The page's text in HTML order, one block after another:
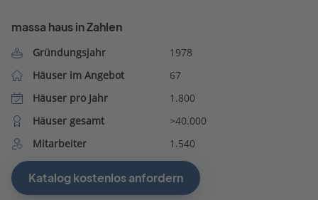
massa haus in Zahlen
Gründungsjahr
1978
Häuser im Angebot
67
Häuser pro Jahr
1.800
Häuser gesamt
>40.000
Mitarbeiter
1.540
Katalog kostenlos anfordern